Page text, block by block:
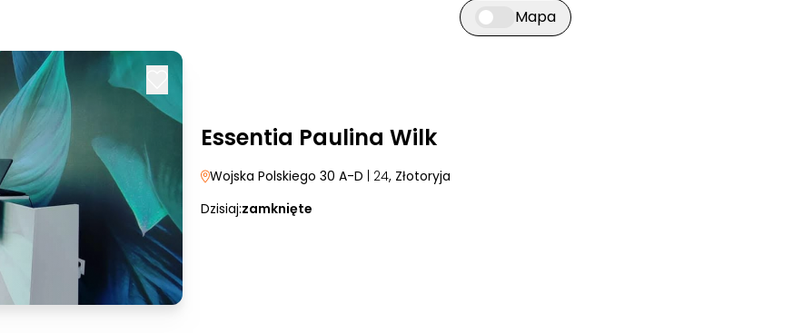
Przełącz widok mapy
Mapa
Essentia Paulina Wilk
Wojska Polskiego 30 A-D | 24, Złotoryja
Dzisiaj:zamknięte